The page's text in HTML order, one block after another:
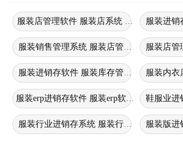
服装店管理软件 服装店系统 服装店进销存
服装进
服装销售管理系统 服装店管理软件 服装进
服装店
服装进销存软件 服装库存管理软件 服装门
服装内
服装erp进销存软件 服装erp软件 服装店铺进
鞋服业进
服装行业进销存系统 服装行业进销存软件
服装版